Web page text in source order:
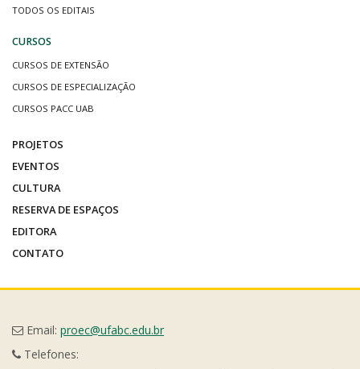
TODOS OS EDITAIS
CURSOS
CURSOS DE EXTENSÃO
CURSOS DE ESPECIALIZAÇÃO
CURSOS PACC UAB
PROJETOS
EVENTOS
CULTURA
RESERVA DE ESPAÇOS
EDITORA
CONTATO
Email: proec@ufabc.edu.br
Telefones: